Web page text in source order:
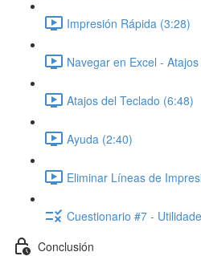
Impresión Rápida (3:28)
Navegar en Excel -
Atajos del Teclado (6:48)
Ayuda (2:40)
Eliminar Líneas de
Cuestionario #7 -
Conclusión